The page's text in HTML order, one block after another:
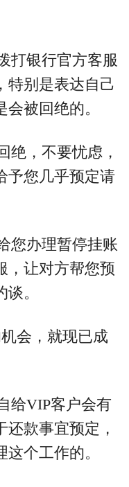
打银行官方客服
特别是表达自己
被回绝的。
绝，不要忧虑，
予您几乎预定请
您办理暂停挂账
，让对方帮您预
。
会，就现已成
给VIP客户会有
款事宜预定，
个工作的。